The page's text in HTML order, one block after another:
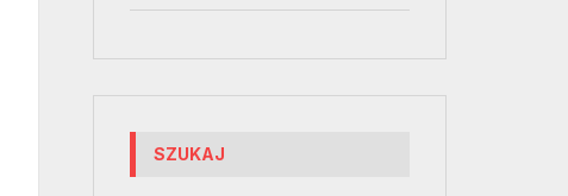
SZUKAJ